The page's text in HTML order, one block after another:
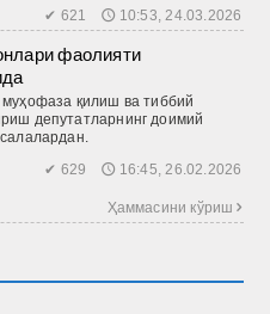
✔ 621 🕔 10:53, 24.03.2026
фаолияти
қилиш ва тиббий
депутатларнинг доимий
✔ 629 🕔 16:45, 26.02.2026
Ҳаммасини кўриш 